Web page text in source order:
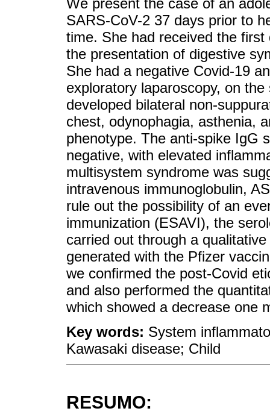
SARS-CoV-2 37 days prior to
time. She had received the
the presentation of digestive
She had a negative Covid-19
exploratory laparoscopy, on
developed bilateral non-
chest, odynophagia, asthenia,
phenotype. The anti-spike IgG
negative, with elevated
multisystem syndrome was
intravenous immunoglobulin,
rule out the possibility of an
immunization (ESAVI), the
carried out through a
generated with the Pfizer
we confirmed the post-Covid
and also performed the
which showed a decrease one
Key words: System
Kawasaki disease; Child
RESUMO: